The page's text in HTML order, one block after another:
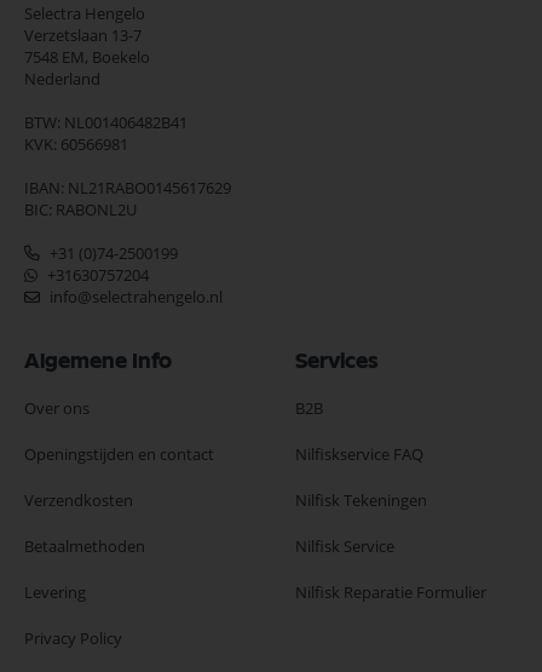
Selectra Hengelo
Verzetslaan 13-7
7548 EM, Boekelo
Nederland
BTW: NL001406482B41
KVK: 60566981
IBAN: NL21RABO0145617629
BIC: RABONL2U
+31 (0)74-2500199
+31630757204
info@selectrahengelo.nl
Algemene Info
Over ons
Openingstijden en contact
Verzendkosten
Betaalmethoden
Levering
Privacy Policy
Services
B2B
Nilfiskservice FAQ
Nilfisk Tekeningen
Nilfisk Service
Nilfisk Reparatie Formulier